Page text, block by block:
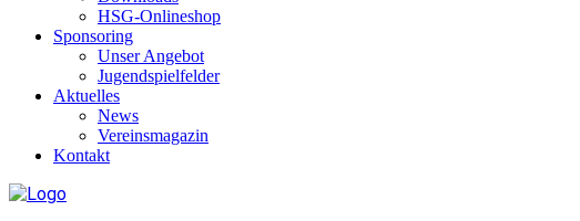
HSG-Onlineshop
Sponsoring
Unser Angebot
Jugendspielfelder
Aktuelles
News
Vereinsmagazin
Kontakt